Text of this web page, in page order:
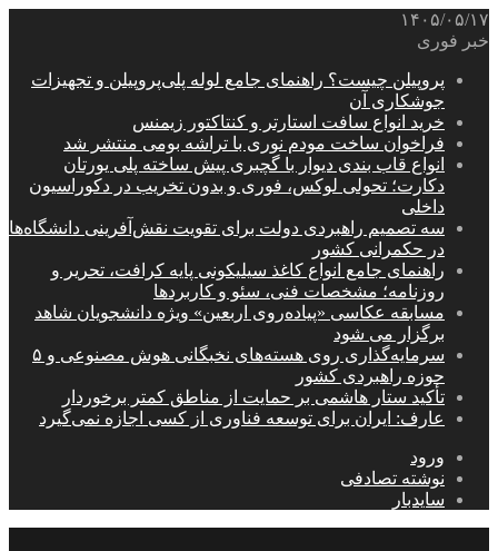
۱۴۰۵/۰۵/۱۷
خبر فوری
پروپیلن چیست؟ راهنمای جامع لوله پلی‌پروپیلن و تجهیزات
جوشکاری آن
خرید انواع سافت استارتر و کنتاکتور زیمنس
فراخوان ساخت مودم نوری با تراشه بومی منتشر شد
انواع قاب بندی دیوار با گچبری پیش ساخته پلی یورتان
دکارت؛ تحولی لوکس، فوری و بدون تخریب در دکوراسیون
داخلی
سه تصمیم راهبردی دولت برای تقویت نقش‌آفرینی دانشگاه‌ها
در حکمرانی کشور
راهنمای جامع انواع کاغذ سیلیکونی پایه کرافت، تحریر و
روزنامه؛ مشخصات فنی، سئو و کاربردها
مسابقه عکاسی «پیاده‌روی اربعین» ویژه دانشجویان شاهد
برگزار می شود
سرمایه‌گذاری روی هسته‌های نخبگانی هوش مصنوعی و ۵
حوزه راهبردی کشور
تأکید ستار هاشمی بر حمایت از مناطق کمتر برخوردار
عارف: ایران برای توسعه فناوری از کسی اجازه نمی‌گیرد
ورود
نوشته تصادفی
سایدبار